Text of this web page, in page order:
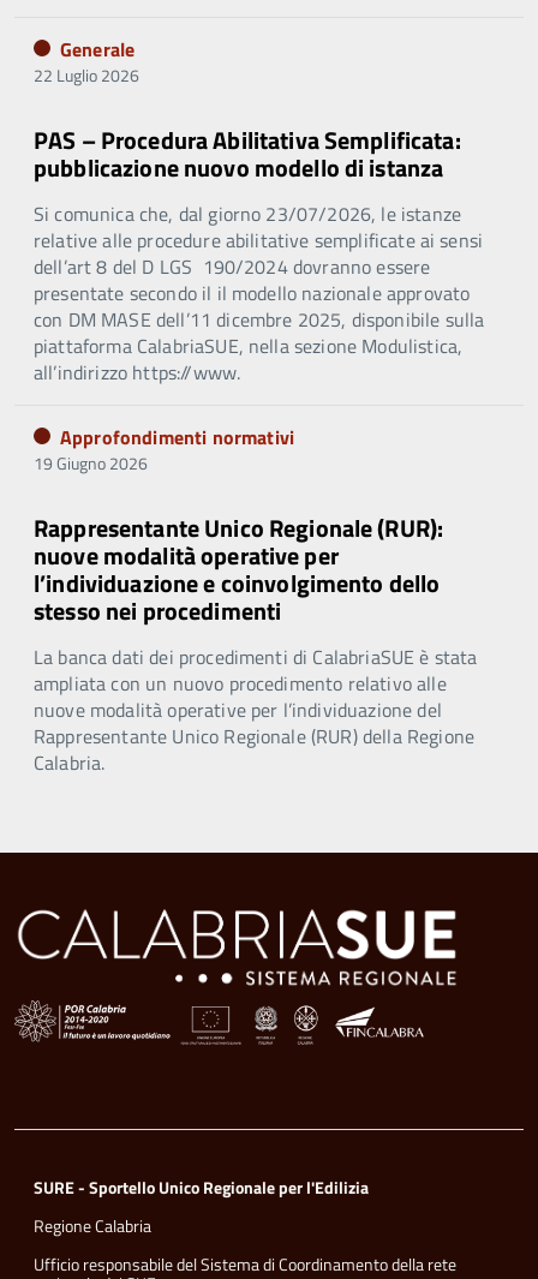
Generale
22 Luglio 2026
PAS – Procedura Abilitativa Semplificata:
pubblicazione nuovo modello di istanza
Si comunica che, dal giorno 23/07/2026, le istanze
relative alle procedure abilitative semplificate ai sensi
dell’art 8 del D LGS 190/2024 dovranno essere
presentate secondo il il modello nazionale approvato
con DM MASE dell’11 dicembre 2025, disponibile sulla
piattaforma CalabriaSUE, nella sezione Modulistica,
all’indirizzo https://www.
Approfondimenti normativi
19 Giugno 2026
Rappresentante Unico Regionale (RUR):
nuove modalità operative per
l’individuazione e coinvolgimento dello
stesso nei procedimenti
La banca dati dei procedimenti di CalabriaSUE è stata
ampliata con un nuovo procedimento relativo alle
nuove modalità operative per l’individuazione del
Rappresentante Unico Regionale (RUR) della Regione
Calabria.
SURE - Sportello Unico Regionale per l'Edilizia
Regione Calabria
Ufficio responsabile del Sistema di Coordinamento della rete